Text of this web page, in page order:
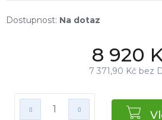
Na dotaz
8 920
7 371,90 Kč bez